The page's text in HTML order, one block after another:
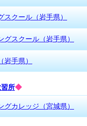
スクール（岩手県）
グスクール（岩手県）
岩手県）
所◆
グカレッジ（宮城県）